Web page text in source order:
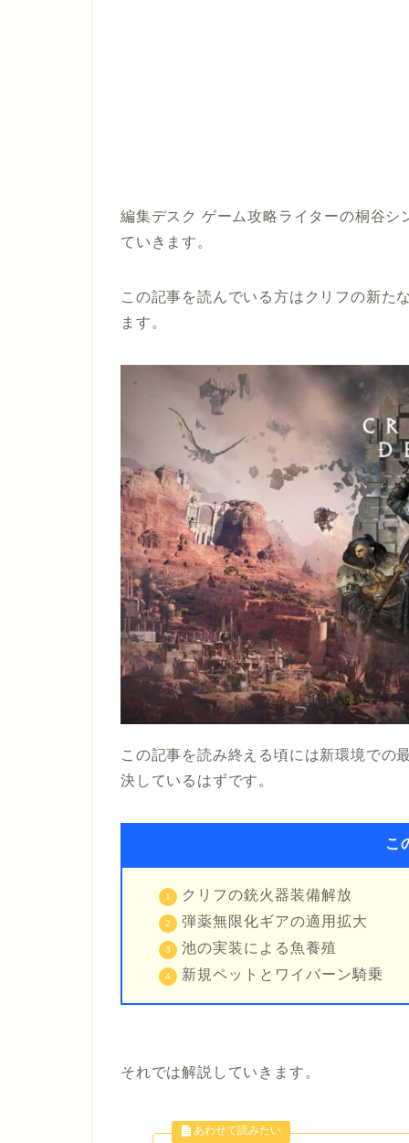
編集デスク ゲーム攻略ライターの桐谷
ていきます。
この記事を読んでいる方はクリフの新た
ます。
この記事を読み終える頃には新環境での
決しているはずです。
こ
クリフの銃火器装備解放
弾薬無限化ギアの適用拡大
池の実装による魚養殖
新規ペットとワイバーン騎乗
それでは解説していきます。